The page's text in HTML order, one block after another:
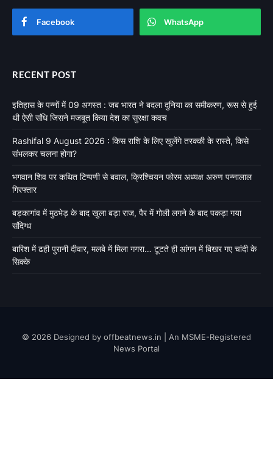
Facebook WhatsApp
RECENT POST
इतिहास के पन्नों में 09 अगस्त : जब भारत ने बदला दुनिया का समीकरण, रूस से हुई
थी ऐसी संधि जिसने मजबूत किया देश का सुरक्षा कवच
Rashifal 9 August 2026 : किस राशि के लिए खुलेंगे तरक्की के रास्ते, किसे
संभलकर चलना होगा?
भगवान शिव पर कथित टिप्पणी से बवाल, क्रिश्चियन फोरम अध्यक्ष अरुण पन्नालाल
गिरफ्तार
बड़कागांव में मुठभेड़ के बाद खुला बड़ा राज, पैर में गोली लगने के बाद पकड़ा गया
संदिग्ध
बारिश में ढही पुरानी दीवार, मलबे में मिला गगरा… टूटते ही आंगन में बिखर गए चांदी के
सिक्के
© 2026 Designed by offbeatnews.in | An MSME-Registered
News Portal